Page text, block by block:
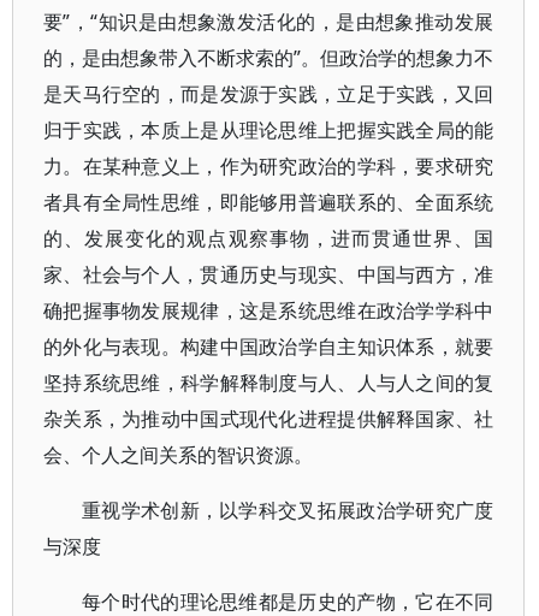
要”，“知识是由想象激发活化的，是由想象推动发展
的，是由想象带入不断求索的”。但政治学的想象力不
是天马行空的，而是发源于实践，立足于实践，又回
归于实践，本质上是从理论思维上把握实践全局的能
力。在某种意义上，作为研究政治的学科，要求研究
者具有全局性思维，即能够用普遍联系的、全面系统
的、发展变化的观点观察事物，进而贯通世界、国
家、社会与个人，贯通历史与现实、中国与西方，准
确把握事物发展规律，这是系统思维在政治学学科中
的外化与表现。构建中国政治学自主知识体系，就要
坚持系统思维，科学解释制度与人、人与人之间的复
杂关系，为推动中国式现代化进程提供解释国家、社
会、个人之间关系的智识资源。
重视学术创新，以学科交叉拓展政治学研究广度
与深度
每个时代的理论思维都是历史的产物，它在不同